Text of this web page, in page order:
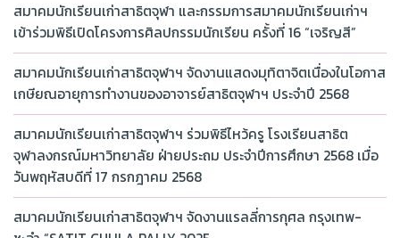
สมาคมนักเรียนเก่าสาธิตจุฬา และกรรมการสมาคมนักเรียนเก่าฯ
เข้าร่วมพิธีเปิดโครงการศิลปกรรมนักเรียน ครั้งที่ 16 “เจริญสี”
สมาคมนักเรียนเก่าสาธิตจุฬาฯ จัดงานแสดงมุทิตาจิตเนื่องในโอกาส
เกษียณอายุการทำงานของอาจารย์สาธิตจุฬาฯ ประจำปี 2568
สมาคมนักเรียนเก่าสาธิตจุฬาฯ ร่วมพิธีไหว้ครู โรงเรียนสาธิต
จุฬาลงกรณ์มหาวิทยาลัย ฝ่ายประถม ประจำปีการศึกษา 2568 เมื่อ
วันพฤหัสบดีที่ 17 กรกฎาคม 2568
สมาคมนักเรียนเก่าสาธิตจุฬาฯ จัดงานแรลลี่การกุศล กรุงเทพ-